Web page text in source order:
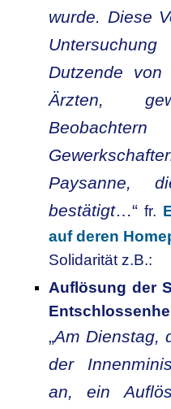
wurde. Diese
Dutzende von
Ärzten,
Paysanne,
bestätigt…“ fr.
auf deren
Solidarität z.B.:
Auflösung der
„Am Dienstag,
der
an, ein